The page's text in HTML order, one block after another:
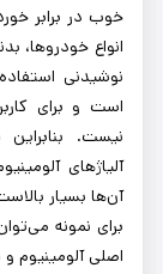
خوب در برابر
انواع خودروها،
نوشیدنی
است و برای
نیست.
آلیاژهای
آن‌ها بسیار